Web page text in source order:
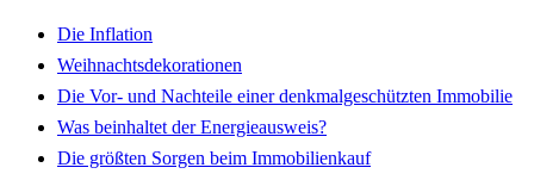
Die Inflation
Weihnachtsdekorationen
Die Vor- und Nachteile einer denkmalgeschützten Immobilie
Was beinhaltet der Energieausweis?
Die größten Sorgen beim Immobilienkauf